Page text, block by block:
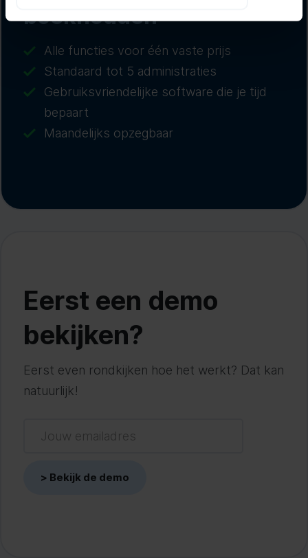
boekhouden
Alle functies voor één vaste prijs
Standaard tot 5 administraties
Gebruiksvriendelijke software die je tijd
bepaart
Maandelijks opzegbaar
Eerst een demo
bekijken?
Eerst even rondkijken hoe het werkt? Dat kan
natuurlijk!